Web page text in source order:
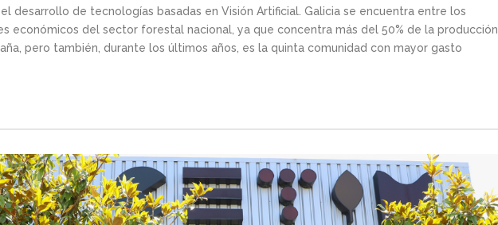
desarrollo de tecnologías basadas en Visión Artificial. Galicia se encuentra entre los
económicos del sector forestal nacional, ya que concentra más del 50% de la producción
pero también, durante los últimos años, es la quinta comunidad con mayor gasto